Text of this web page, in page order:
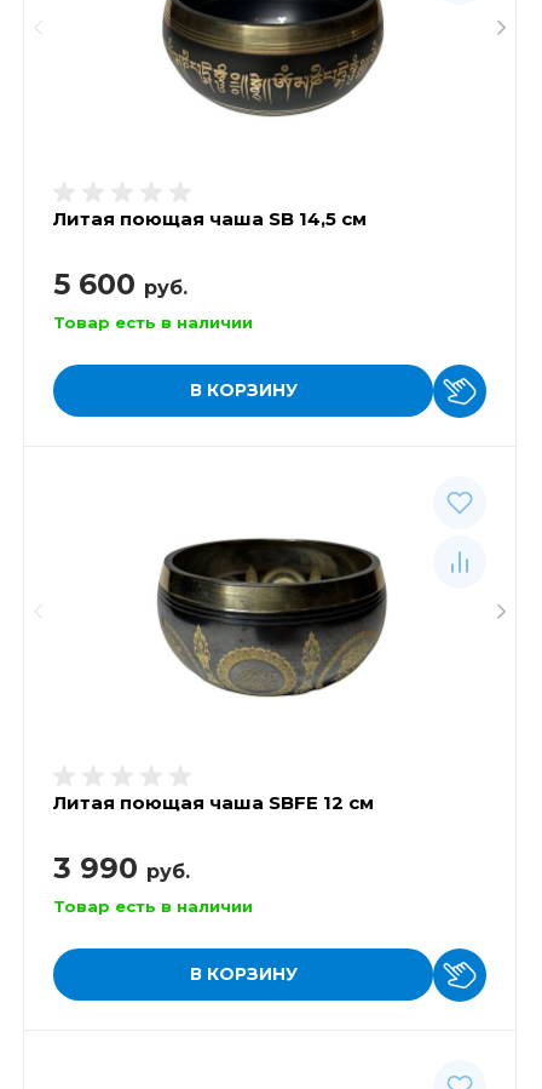
Литая поющая чаша SB 14,5 см
5 600 руб.
Товар есть в наличии
В КОРЗИНУ
Литая поющая чаша SBFE 12 см
3 990 руб.
Товар есть в наличии
В КОРЗИНУ